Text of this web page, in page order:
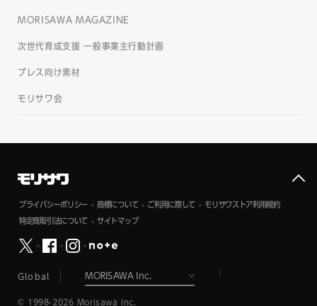
MORISAWA MAGAZINE
次世代育成支援 一般事業主行動計画
プレス向け素材
モリサワ会
プライバシーポリシー 商標について ご利用に際して モリサワストア利用規約
特定商取引法について サイトマップ
Global
© 1998-2026 Morisawa Inc.